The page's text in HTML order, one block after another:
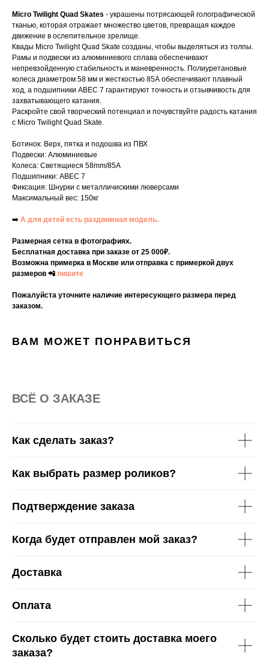
Micro Twilight Quad Skates - украшены потрясающей голографической
тканью, которая отражает множество цветов, превращая каждое
движение в ослепительное зрелище.
Квады Micro Twilight Quad Skate созданы, чтобы выделяться из толпы.
Рамы и подвески из алюминиевого сплава обеспечивают
непревзойденную стабильность и маневренность. Полиуретановые
колеса диаметром 58 мм и жесткостью 85А обеспечивают плавный
ход, а подшипники ABEC 7 гарантируют точность и отзывчивость для
захватывающего катания.
Раскройте свой творческий потенциал и почувствуйте радость катания
с Micro Twilight Quad Skate.
Ботинок: Верх, пятка и подошва из ПВХ
Подвески: Алюминиевые
Колеса: Светящиеся 58mm/85A
Подшипники: ABEC 7
Фиксация: Шнурки с металличискими люверсами
Максимальный вес: 150кг
➡️ А для детей есть раздвижная модель.
Размерная сетка в фотографиях.
Бесплатная доставка при заказе от 25 000₽.
Возможна примерка в Москве или отправка с примеркой двух
размеров 📲 пишите
Пожалуйста уточните наличие интересующего размера перед
заказом.
ВАМ МОЖЕТ ПОНРАВИТЬСЯ
ВСË О ЗАКАЗЕ
Как сделать заказ?
Как выбрать размер роликов?
Подтверждение заказа
Когда будет отправлен мой заказ?
Доставка
Оплата
Сколько будет стоить доставка моего
заказа?